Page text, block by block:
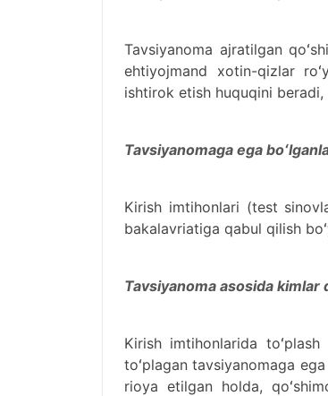
Tavsiyanoma ajratilgan
ehtiyojmand xotin-qizlar
ishtirok etish huquqini
Tavsiyanomaga ega
Kirish imtihonlari (test
bakalavriatiga qabul qilish
Tavsiyanoma asosida
Kirish imtihonlarida
toʻplagan tavsiyanomaga
rioya etilgan holda,